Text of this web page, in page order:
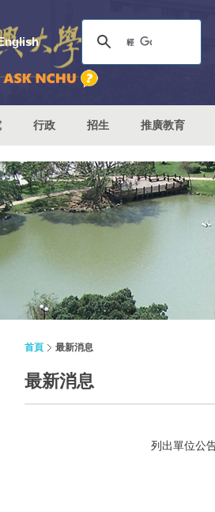
行政 招生 推廣教育
首頁 最新消息
最新消息
列出單位公